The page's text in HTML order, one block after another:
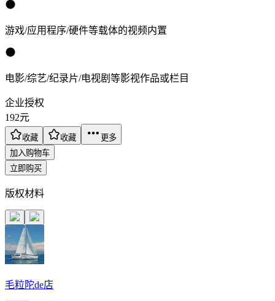
游戏/应用程序/硬件等载体的视频内置
电影/综艺/纪录片/电视剧等影视作品或栏目
企业授权
192元
收藏 收藏
更多
加入购物车
立即购买
版权材料
毛粒陀de店